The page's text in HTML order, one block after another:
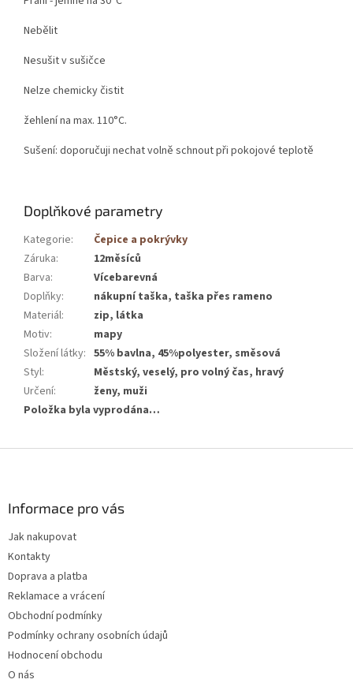
Nebělit
Nesušit v sušičce
Nelze chemicky čistit
žehlení na max. 110°C.
Sušení: doporučuji nechat volně schnout při pokojové teplotě
Doplňkové parametry
Kategorie:
Čepice a pokrývky
Záruka:
12měsíců
Barva:
Vícebarevná
Doplňky:
nákupní taška, taška přes rameno
Materiál:
zip, látka
Motiv:
mapy
Složení látky: 55% bavlna, 45%polyester, směsová
Styl:
Městský, veselý, pro volný čas, hravý
Určení:
ženy, muži
Položka byla vyprodána…
Informace pro vás
Jak nakupovat
Kontakty
Doprava a platba
Reklamace a vrácení
Obchodní podmínky
Podmínky ochrany osobních údajů
Hodnocení obchodu
O nás